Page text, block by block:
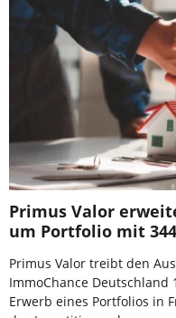
Primus Valor
um Portfolio mit
Primus Valor treibt den
ImmoChance Deutschland
Erwerb eines Portfolios in